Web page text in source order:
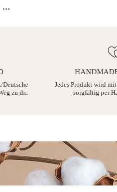
Deutsche
zu dir.
Jedes Produkt wird
sorgfältig per